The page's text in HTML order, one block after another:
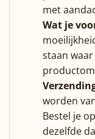
met
Wat je
staan
worden
Bestel je
dezelfde